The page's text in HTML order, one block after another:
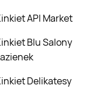
Kinkiet API Market